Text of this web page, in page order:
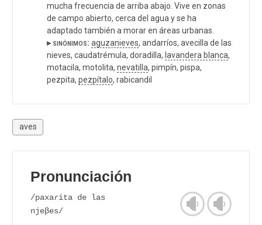
mucha frecuencia de arriba abajo. Vive en zonas
de campo abierto, cerca del agua y se ha
adaptado también a morar en áreas urbanas.
▸ sinónimos: aguzanieves, andarríos, avecilla de las
nieves, caudatrémula, doradilla, lavandera blanca,
motacila, motolita, nevatilla, pimpín, pispa,
pezpita, pezpítalo, rabicandil
aves
Pronunciación
/paxaɾita de las
njeβes/